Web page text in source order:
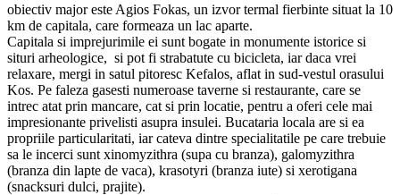
obiectiv major este Agios Fokas, un izvor termal fierbinte situat la 10
km de capitala, care formeaza un lac aparte.
Capitala si imprejurimile ei sunt bogate in monumente istorice si
situri arheologice, si pot fi strabatute cu bicicleta, iar daca vrei
relaxare, mergi in satul pitoresc Kefalos, aflat in sud-vestul orasului
Kos. Pe faleza gasesti numeroase taverne si restaurante, care se
intrec atat prin mancare, cat si prin locatie, pentru a oferi cele mai
impresionante privelisti asupra insulei. Bucataria locala are si ea
propriile particularitati, iar cateva dintre specialitatile pe care trebuie
sa le incerci sunt xinomyzithra (supa cu branza), galomyzithra
(branza din lapte de vaca), krasotyri (branza iute) si xerotigana
(snacksuri dulci, prajite).